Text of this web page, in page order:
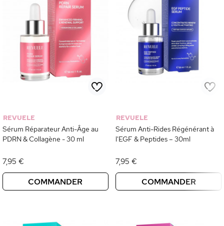
REVUELE
Sérum Réparateur Anti-Âge au
PDRN & Collagène - 30 ml
7,95 €
COMMANDER
REVUELE
Sérum Anti-Rides Régénérant à
l'EGF & Peptides – 30ml
7,95 €
COMMANDER